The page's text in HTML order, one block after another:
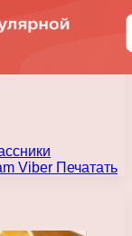
Viber Печатать